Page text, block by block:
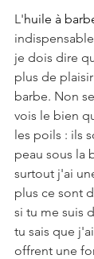
L'huile à
je dois dire
plus de
barbe. Non
vois le bien
les poils : ils
peau sous la
surtout j'ai
plus ce sont
si tu me suis
tu sais que
offrent une